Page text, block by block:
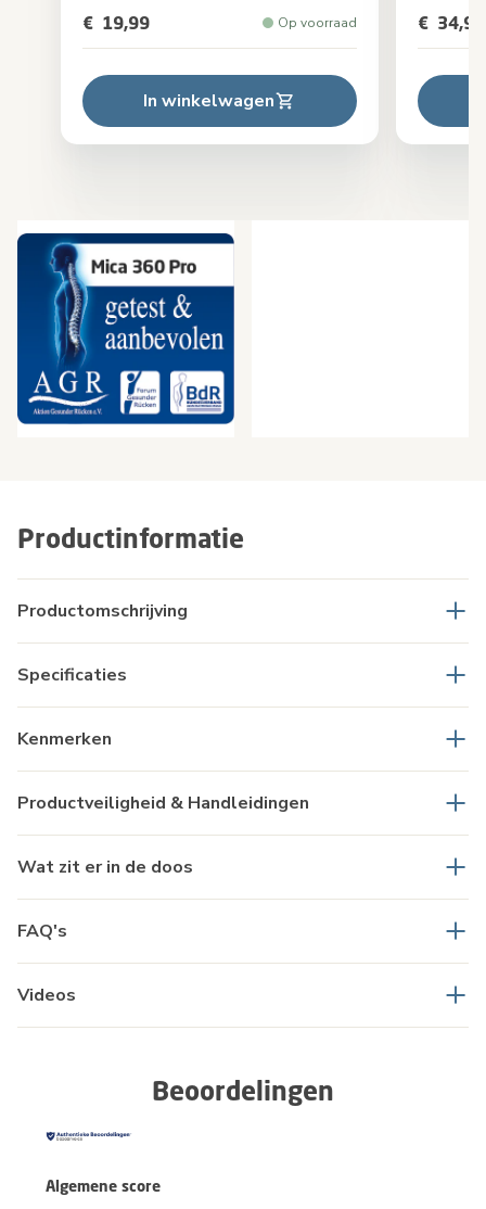
Productinformatie
Productomschrijving
Specificaties
Kenmerken
Productveiligheid & Handleidingen
Wat zit er in de doos
FAQ's
Videos
€ 19,99 Op voorraad
In winkelwagen
€ 34,99
Beoordelingen
Algemene score